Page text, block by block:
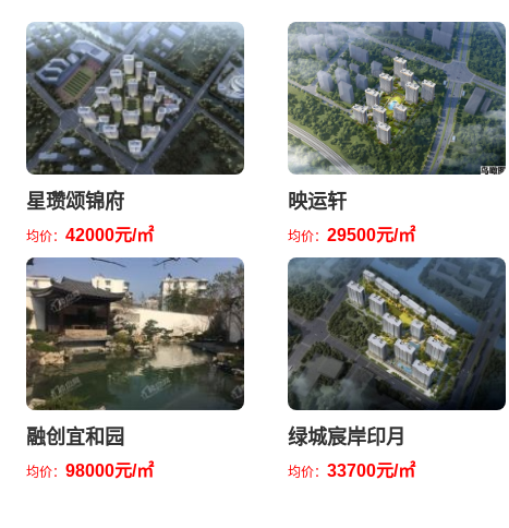
星瓒颂锦府
均价： 42000元/㎡
映运轩
均价： 29500元/㎡
融创宜和园
均价： 98000元/㎡
绿城宸岸印月
均价： 33700元/㎡